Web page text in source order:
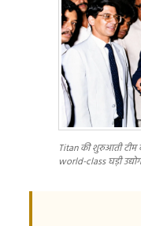
Titan की शुरुआती
world-class घड़ी